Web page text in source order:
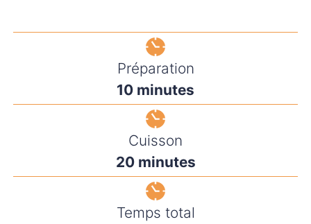
Préparation
10minutes
minutes
Cuisson
20minutes
minutes
Temps total